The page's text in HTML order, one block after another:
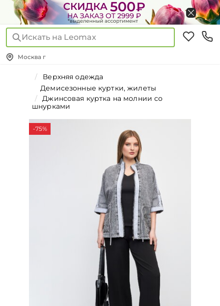
Искать на Leomax
Москва г
Верхняя одежда
Демисезонные куртки, жилеты
Джинсовая куртка на молнии со
шнурками
-75%